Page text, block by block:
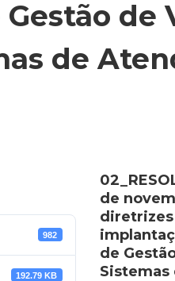
de
de
982
192.79 KB
de
diretrizes
de
Sistemas